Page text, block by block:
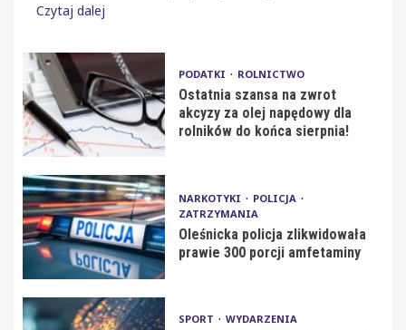
Czytaj dalej
PODATKI ROLNICTWO
Ostatnia szansa na zwrot
akcyzy za olej napędowy dla
rolników do końca sierpnia!
NARKOTYKI
POLICJA
ZATRZYMANIA
Oleśnicka policja zlikwidowała
prawie 300 porcji amfetaminy
SPORT WYDARZENIA